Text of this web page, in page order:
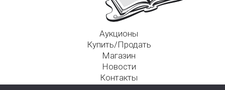
Аукционы
Купить/Продать
Магазин
Новости
Контакты